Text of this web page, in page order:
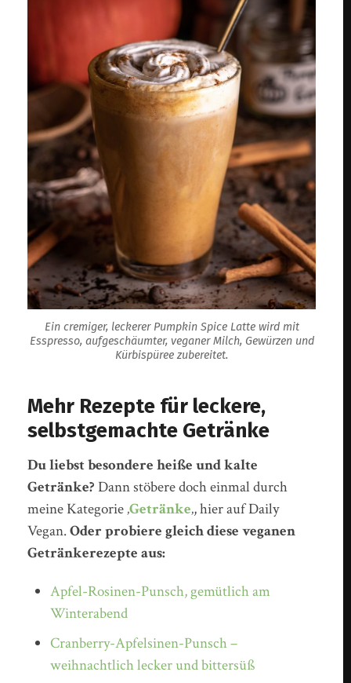
Ein cremiger, leckerer Pumpkin Spice Latte wird mit
Esspresso, aufgeschäumter, veganer Milch, Gewürzen und
Kürbispüree zubereitet.
Mehr Rezepte für leckere,
selbstgemachte Getränke
Du liebst besondere heiße und kalte
Getränke? Dann stöbere doch einmal durch
meine Kategorie ‚Getränke‚, hier auf Daily
Vegan.Oder probiere gleich diese veganen
Getränkerezepte aus:
Apfel-Rosinen-Punsch, gemütlich am
Winterabend
Cranberry-Apfelsinen-Punsch –
weihnachtlich lecker und bittersüß